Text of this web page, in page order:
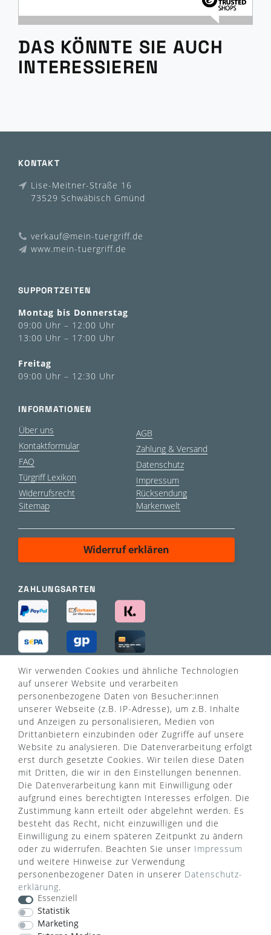
DAS KÖNNTE SIE AUCH
INTERESSIEREN
KONTAKT
Lise-Meitner-Straße 16
73529 Schwäbisch Gmünd
verkauf@mein-tuergriff.de
www.mein-tuergriff.de
SUPPORTZEITEN
Montag bis Donnerstag
09:00 Uhr – 12:00 Uhr
13:00 Uhr – 17:00 Uhr
Freitag
09:00 Uhr – 12:30 Uhr
INFORMATIONEN
Über uns
Kontaktformular
FAQ
Türgriff Lexikon
Widerrufsrecht
Sitemap
AGB
Zahlung & Versand
Datenschutz
Impressum
Rücksendung
Markenwelt
Widerruf erklären
ZAHLUNGSARTEN
VERSANDART
WUSSTEN SIE SCHON?
Das Käufersiegel des Händlerbunds garantiert Ihnen
100%.-ige Zahlungssicherheit, größtmöglichen
Datenschutz und Geld-zurück-Garantie bei Nicht-
oder Falschlieferung.
Wir verwenden Cookies und ähnliche Technologien
auf unserer Website und verarbeiten
personenbezogene Daten von Besucher:innen
unserer Webseite (z.B. IP-Adresse), um z.B. Inhalte
und Anzeigen zu personalisieren, Medien von
Drittanbietern einzubinden oder Zugriffe auf unsere
Website zu analysieren. Die Datenverarbeitung erfolgt
erst durch gesetzte Cookies. Wir teilen diese Daten
mit Dritten, die wir in den Einstellungen benennen.
Die Datenverarbeitung kann mit Einwilligung oder
aufgrund eines berechtigten Interesses erfolgen. Die
Zustimmung kann erteilt oder abgelehnt werden. Es
besteht das Recht, nicht einzuwilligen und die
Einwilligung zu einem späteren Zeitpunkt zu ändern
oder zu widerrufen. Beachten Sie unser Impressum
und weitere Hinweise zur Verwendung
personenbezogener Daten in unserer Daten­schutz­
erklärung.
Essenziell
Statistik
Marketing